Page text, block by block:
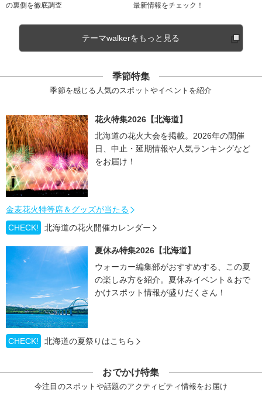
の裏側を徹底調査
最新情報をチェック！
テーマwalkerをもっと見る
季節特集
季節を感じる人気のスポットやイベントを紹介
花火特集2026【北海道】
北海道の花火大会を掲載。2026年の開催
日、中止・延期情報や人気ランキングなど
をお届け！
金麦花火特等席＆グッズが当たる
CHECK!
北海道の花火開催カレンダー
夏休み特集2026【北海道】
ウォーカー編集部がおすすめする、この夏
の楽しみ方を紹介。夏休みイベント＆おで
かけスポット情報が盛りだくさん！
CHECK! 北海道の夏祭りはこちら
おでかけ特集
今注目のスポットや話題のアクティビティ情報をお届け